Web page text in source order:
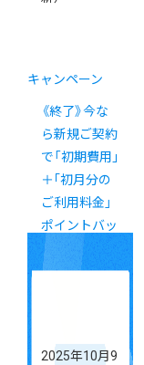
キャンペーン
《終了》今な
ら新規ご契約
で「初期費用｣
＋｢初月分の
ご利用料金」
ポイントバッ
2025年10月9